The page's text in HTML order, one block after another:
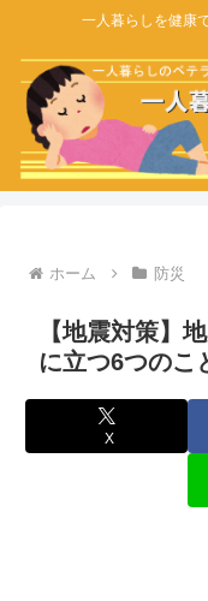
一人暮らしを健康
ホーム 防災
【地震対策】
に立つ6つのこ
X